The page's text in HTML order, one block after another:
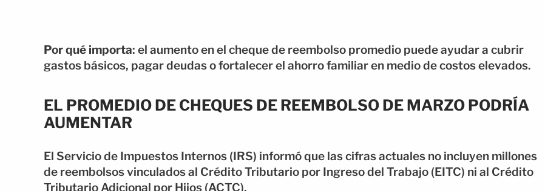
Por qué importa: el aumento en el cheque de reembolso promedio puede ayudar a cubrir
gastos básicos, pagar deudas o fortalecer el ahorro familiar en medio de costos elevados.
EL PROMEDIO DE CHEQUES DE REEMBOLSO DE MARZO PODRÍA
AUMENTAR
El Servicio de Impuestos Internos (IRS) informó que las cifras actuales no incluyen millones
de reembolsos vinculados al Crédito Tributario por Ingreso del Trabajo (EITC) ni al Crédito
Tributario Adicional por Hijos (ACTC).